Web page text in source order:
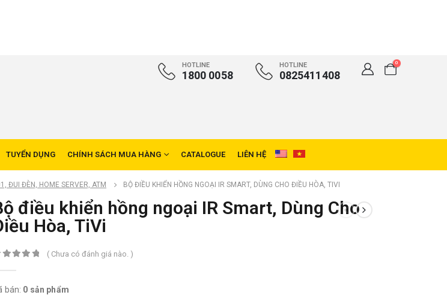
HOTLINE
1800 0058
HOTLINE
0825411408
0
TUYỂN DỤNG CHÍNH SÁCH MUA HÀNG CATALOGUE LIÊN HỆ
ĐUI ĐÈN, HOME SERVER, ATM BỘ ĐIỀU KHIỂN HỒNG NGOẠI IR SMART, DÙNG CHO ĐIỀU HÒA, TIVI
điều khiển hồng ngoại IR Smart, Dùng Cho
Hòa, TiVi
( Chưa có đánh giá nào. )
bán: 0 sản phẩm